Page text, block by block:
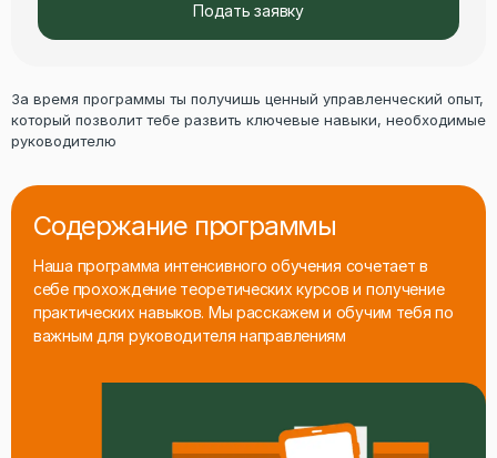
Подать заявку
За время программы ты получишь ценный управленческий опыт,
который позволит тебе развить ключевые навыки, необходимые
руководителю
Содержание программы
Наша программа интенсивного обучения сочетает в
себе прохождение теоретических курсов и получение
практических навыков. Мы расскажем и обучим тебя по
важным для руководителя направлениям